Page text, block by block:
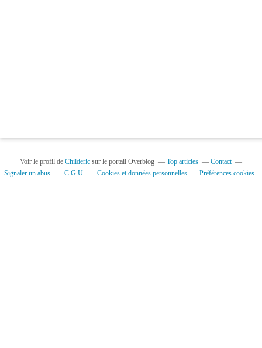
Voir le profil de Childeric sur le portail Overblog Top articles
Contact
Signaler un abus
C.G.U. Cookies et données personnelles Préférences cookies